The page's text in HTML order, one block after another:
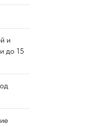
и
до 15